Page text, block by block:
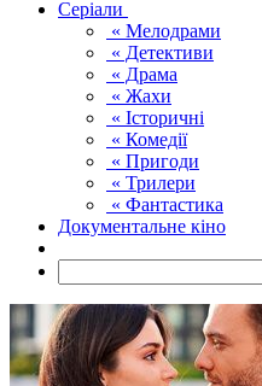
Серіали
« Мелодрами
« Детективи
« Драма
« Жахи
« Історичні
« Комедії
« Пригоди
« Трилери
« Фантастика
Документальне кіно